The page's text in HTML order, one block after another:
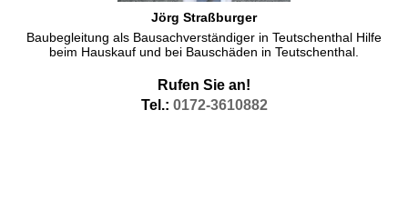
Jörg Straßburger
Baubegleitung als Bausachverständiger in Teutschenthal Hilfe
beim Hauskauf und bei Bauschäden in Teutschenthal.
Rufen Sie an!
Tel.: 0172-3610882